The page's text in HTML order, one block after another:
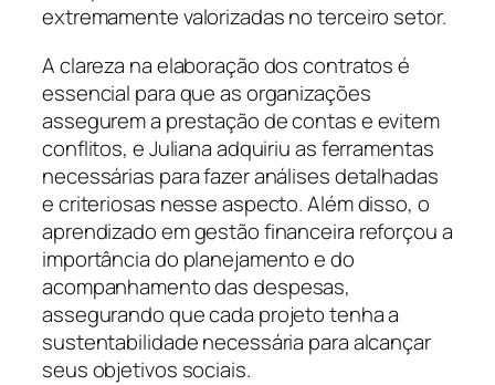
extremamente valorizadas no terceiro setor.
A clareza na elaboração dos contratos é
essencial para que as organizações
assegurem a prestação de contas e evitem
conflitos, e Juliana adquiriu as ferramentas
necessárias para fazer análises detalhadas
e criteriosas nesse aspecto. Além disso, o
aprendizado em gestão financeira reforçou a
importância do planejamento e do
acompanhamento das despesas,
assegurando que cada projeto tenha a
sustentabilidade necessária para alcançar
seus objetivos sociais.